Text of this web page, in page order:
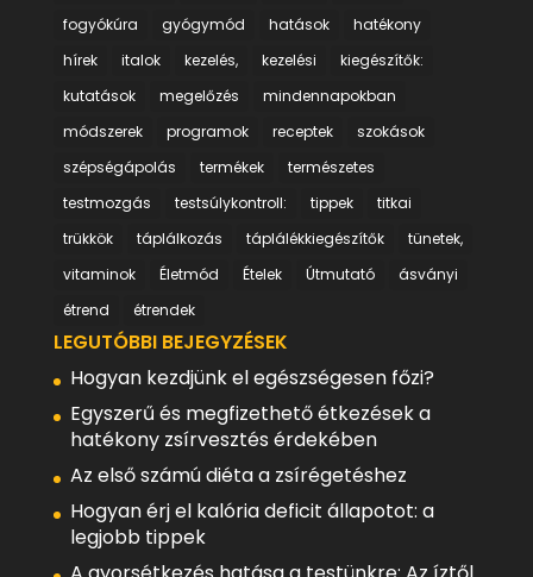
fogyókúra
gyógymód hatások
hatékony
hírek
italok kezelés, kezelési
kiegészítők:
kutatások
megelőzés
mindennapokban
módszerek
programok receptek
szokások
szépségápolás
termékek
természetes
testmozgás
testsúlykontroll: tippek
titkai
trükkök
táplálkozás táplálékkiegészítők
tünetek,
vitaminok
Életmód Ételek Útmutató
ásványi
étrend
étrendek
LEGUTÓBBI BEJEGYZÉSEK
Hogyan kezdjünk el egészségesen főzi?
Egyszerű és megfizethető étkezések a
hatékony zsírvesztés érdekében
Az első számú diéta a zsírégetéshez
Hogyan érj el kalória deficit állapotot: a
legjobb tippek